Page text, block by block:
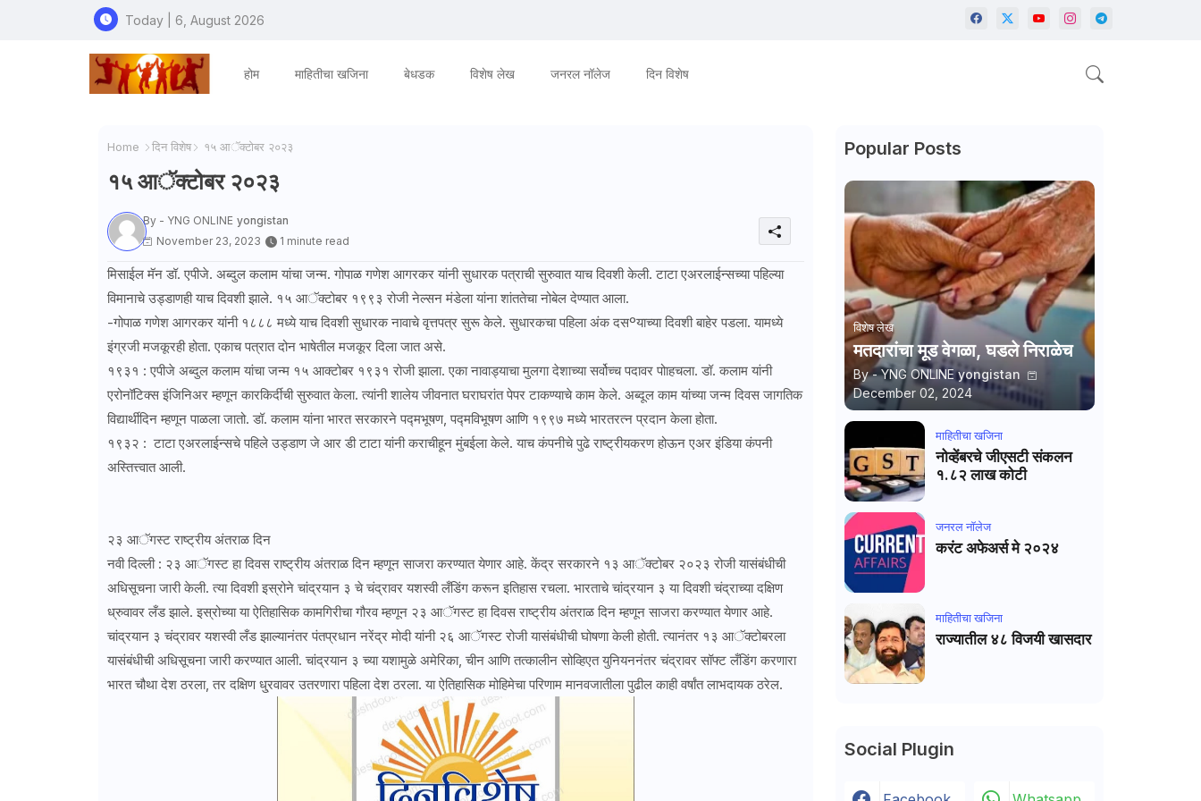
Today | 6, August 2026
होम माहितीचा खजिना बेधडक विशेष लेख जनरल नॉलेज दिन विशेष
Home दिन विशेष १५ आॅक्टोबर २०२३
१५ आॅक्टोबर २०२३
By - YNG ONLINE yongistan
November 23, 2023
1 minute read
मिसाईल मॅन डॉ. एपीजे. अब्दुल कलाम यांचा जन्म. गोपाळ गणेश आगरकर यांनी सुधारक पत्राची सुरुवात याच दिवशी केली. टाटा एअरलाईन्सच्या पहिल्या
विमानाचे उड्डाणही याच दिवशी झाले. १५ आॅक्टोबर १९९३ रोजी नेल्सन मंडेला यांना शांततेचा नोबेल देण्यात आला.
-गोपाळ गणेश आगरकर यांनी १८८८ मध्ये याच दिवशी सुधारक नावाचे वृत्तपत्र सुरू केले. सुधारकचा पहिला अंक दसºयाच्या दिवशी बाहेर पडला. यामध्ये
इंग्रजी मजकूरही होता. एकाच पत्रात दोन भाषेतील मजकूर दिला जात असे.
१९३१ : एपीजे अब्दुल कलाम यांचा जन्म १५ आक्टोबर १९३१ रोजी झाला. एका नावाड्याचा मुलगा देशाच्या सर्वोच्च पदावर पोाहचला. डॉ. कलाम यांनी
एरोनॉटिक्स इंजिनिअर म्हणून कारकिर्दीची सुरुवात केला. त्यांनी शालेय जीवनात घराघरांत पेपर टाकण्याचे काम केले. अब्दूल काम यांच्या जन्म दिवस जागतिक
विद्यार्थीदिन म्हणून पाळला जातो. डॉ. कलाम यांना भारत सरकारने पद्मभूषण, पद्मविभूषण आणि १९९७ मध्ये भारतरत्न प्रदान केला होता.
१९३२ : टाटा एअरलाईन्सचे पहिले उड्डाण जे आर डी टाटा यांनी कराचीहून मुंबईला केले. याच कंपनीचे पुढे राष्ट्रीयकरण होऊन एअर इंडिया कंपनी
अस्तित्त्वात आली.
२३ आॅगस्ट राष्ट्रीय अंतराळ दिन
नवी दिल्ली : २३ आॅगस्ट हा दिवस राष्ट्रीय अंतराळ दिन म्हणून साजरा करण्यात येणार आहे. केंद्र सरकारने १३ आॅक्टोबर २०२३ रोजी यासंबंधीची
अधिसूचना जारी केली. त्या दिवशी इस्रोने चांद्रयान ३ चे चंद्रावर यशस्वी लँडिंग करून इतिहास रचला. भारताचे चांद्रयान ३ या दिवशी चंद्राच्या दक्षिण
ध्रुवावर लँड झाले. इस्रोच्या या ऐतिहासिक कामगिरीचा गौरव म्हणून २३ आॅगस्ट हा दिवस राष्ट्रीय अंतराळ दिन म्हणून साजरा करण्यात येणार आहे.
चांद्रयान ३ चंद्रावर यशस्वी लँड झाल्यानंतर पंतप्रधान नरेंद्र मोदी यांनी २६ आॅगस्ट रोजी यासंबंधीची घोषणा केली होती. त्यानंतर १३ आॅक्टोबरला
यासंबंधीची अधिसूचना जारी करण्यात आली. चांद्रयान ३ च्या यशामुळे अमेरिका, चीन आणि तत्कालीन सोव्हिएत युनियननंतर चंद्रावर सॉफ्ट लँडिंग करणारा
भारत चौथा देश ठरला, तर दक्षिण धु्रवावर उतरणारा पहिला देश ठरला. या ऐतिहासिक मोहिमेचा परिणाम मानवजातीला पुढील काही वर्षांत लाभदायक ठरेल.
Popular Posts
विशेष लेख
मतदारांचा मूड वेगळा, घडले निराळेच
By - YNG ONLINE yongistan
December 02, 2024
माहितीचा खजिना
नोव्हेंबरचे जीएसटी संकलन
१.८२ लाख कोटी
जनरल नाॅलेज
करंट अफेअर्स मे २०२४
माहितीचा खजिना
राज्यातील ४८ विजयी खासदार
Social Plugin